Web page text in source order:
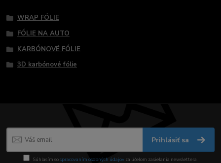
WRAP FÓLIE
FÓLIE NA AUTO
KARBÓNOVÉ FÓLIE
3D karbónové fólie
Prihlásiť sa
Súhlasím sospracovaním osobných údajov za účelom zasielania newslettera.